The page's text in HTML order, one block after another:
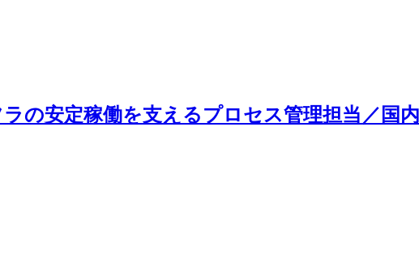
の安定稼働を支えるプロセス管理担当／国